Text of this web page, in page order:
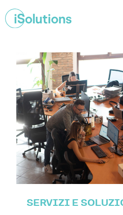
SERVIZI E